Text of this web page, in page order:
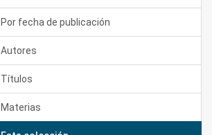
Por fecha de publicación
Autores
Títulos
Materias